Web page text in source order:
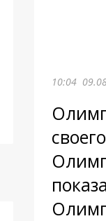
10:04